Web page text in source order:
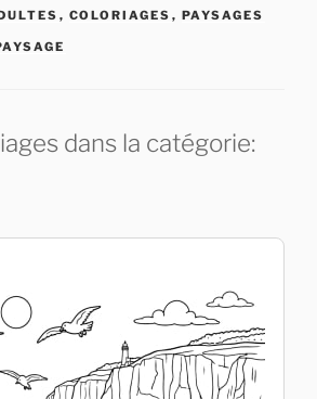
, COLORIAGES , PAYSAGES
dans la catégorie: